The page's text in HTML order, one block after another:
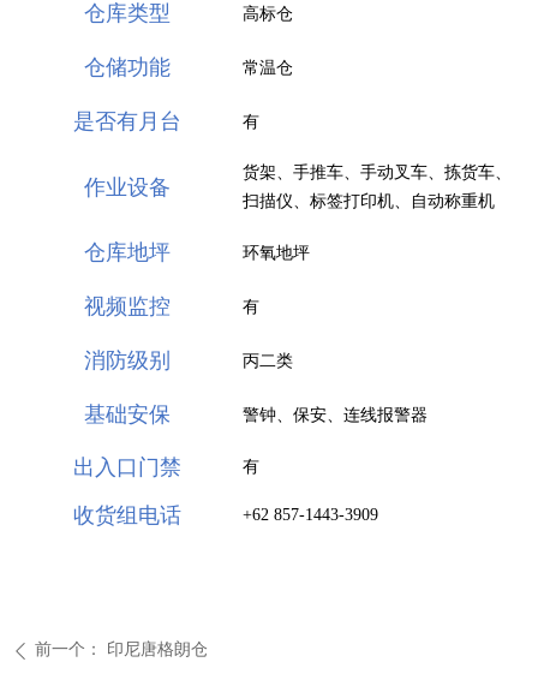
ꄴ 前一个： 印尼唐格朗仓
仓库类型 高标仓
仓储功能 常温仓
是否有月台 有
作业设备
货架、手推车、手动叉车、拣货车、
扫描仪、标签打印机、自动称重机
仓库地坪 环氧地坪
视频监控 有
消防级别 丙二类
基础安保 警钟、保安、连线报警器
出入口门禁 有
收货组电话 +62 857-1443-3909